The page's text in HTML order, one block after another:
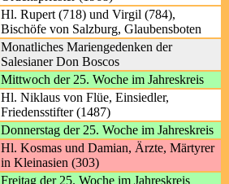
Hl. Rupert (718) und Virgil (784),
Bischöfe von Salzburg, Glaubensboten
Monatliches Mariengedenken der
Salesianer Don Boscos
Mittwoch der 25. Woche im Jahreskreis
Hl. Niklaus von Flüe, Einsiedler,
Friedensstifter (1487)
Donnerstag der 25. Woche im Jahreskreis
Hl. Kosmas und Damian, Ärzte, Märtyrer
in Kleinasien (303)
Freitag der 25. Woche im Jahreskreis